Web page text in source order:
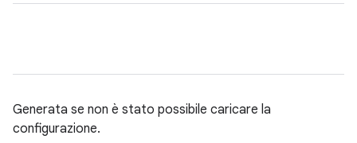
Generata se non è stato possibile caricare la
configurazione.